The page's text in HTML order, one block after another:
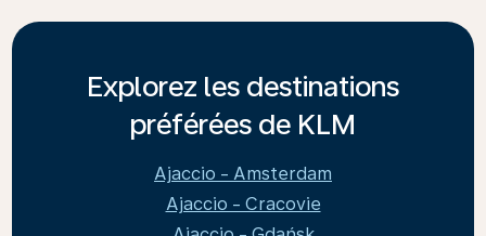
Explorez les destinations
préférées de KLM
Ajaccio - Amsterdam
Ajaccio - Cracovie